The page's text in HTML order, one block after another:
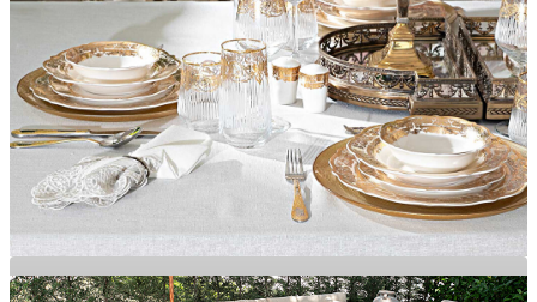
Banyonuza Şıklık Katacak Ürünler
BANYO